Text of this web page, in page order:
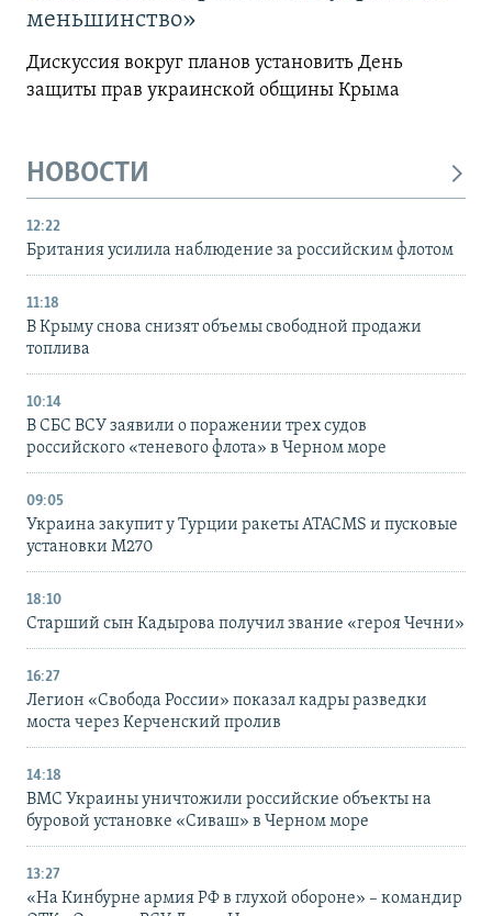
меньшинство»
Дискуссия вокруг планов установить День
защиты прав украинской общины Крыма
НОВОСТИ
12:22
Британия усилила наблюдение за российским флотом
11:18
В Крыму снова снизят объемы свободной продажи
топлива
10:14
В СБС ВСУ заявили о поражении трех судов
российского «теневого флота» в Черном море
09:05
Украина закупит у Турции ракеты ATACMS и пусковые
установки M270
18:10
Старший сын Кадырова получил звание «героя Чечни»
16:27
Легион «Свобода России» показал кадры разведки
моста через Керченский пролив
14:18
ВМС Украины уничтожили российские объекты на
буровой установке «Сиваш» в Черном море
13:27
«На Кинбурне армия РФ в глухой обороне» – командир